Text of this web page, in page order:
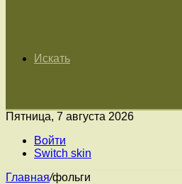
Искать
Пятница, 7 августа 2026
Войти
Switch skin
Главная/фольги